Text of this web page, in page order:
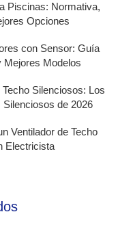
Piscinas: Normativa,
Opciones
con Sensor: Guía
Mejores Modelos
Silenciosos: Los
de 2026
Ventilador de Techo
Electricista